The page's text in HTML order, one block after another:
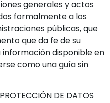
generales y actos
formalmente a los
públicas, que
que da fe de su
disponible en
como una guía sin
DE DATOS